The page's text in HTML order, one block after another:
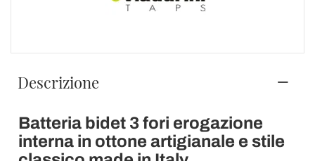
Descrizione
Batteria bidet 3 fori erogazione
interna in ottone artigianale e stile